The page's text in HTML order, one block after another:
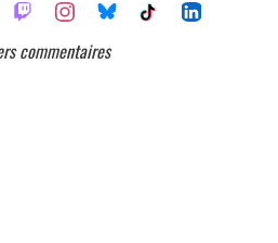
commentaires